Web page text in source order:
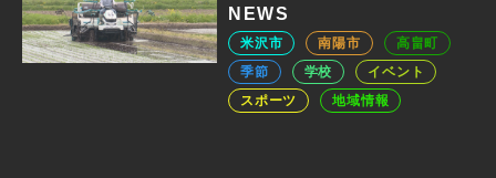
NEWS
米沢市 南陽市
高畠町
季節
学校
イベント
スポーツ
地域情報